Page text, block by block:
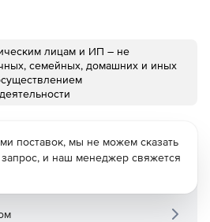
лицам и ИП – не
семейных, домашних и иных
поставок, мы не можем сказать
и наш менеджер свяжется